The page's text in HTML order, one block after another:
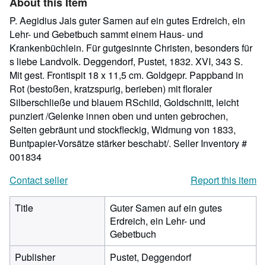
stars
P. Aegidius Jais guter Samen auf ein gutes Erdreich, ein
Lehr- und Gebetbuch sammt einem Haus- und
Krankenbüchlein. Für gutgesinnte Christen, besonders für
s liebe Landvolk. Deggendorf, Pustet, 1832. XVI, 343 S.
Mit gest. Frontispit 18 x 11,5 cm. Goldgepr. Pappband in
Rot (bestoßen, kratzspurig, berieben) mit floraler
Silberschließe und blauem RSchild, Goldschnitt, leicht
punziert /Gelenke innen oben und unten gebrochen,
Seiten gebräunt und stockfleckig, Widmung von 1833,
Buntpapier-Vorsätze stärker beschabt/. Seller Inventory #
001834
Contact seller
Report this item
Title
Guter Samen auf ein gutes
Erdreich, ein Lehr- und
Gebetbuch
Publisher
Pustet, Deggendorf